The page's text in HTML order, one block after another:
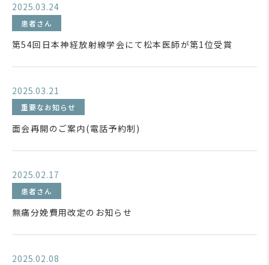
2025.03.24
患者さん
第54回日本神経放射線学会にて松本医師が第1位受賞
2025.03.21
重要なお知らせ
面会再開のご案内(電話予約制)
2025.02.17
患者さん
無痛分娩費用改定のお知らせ
2025.02.08